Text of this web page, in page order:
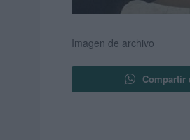
Imagen de archivo
Compartir